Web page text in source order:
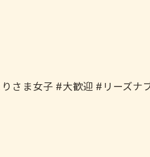
さま女子 #大歓迎 #リーズ